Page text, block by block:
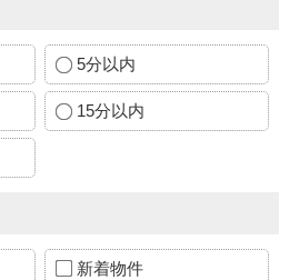
5分以内
15分以内
新着物件